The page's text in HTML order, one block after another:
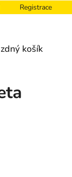
Registrace
košík